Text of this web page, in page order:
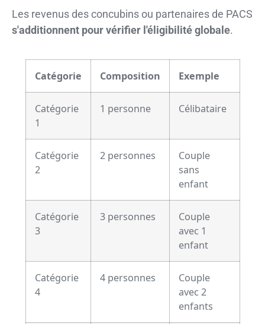
Les revenus des concubins ou partenaires de PACS
s'additionnent pour vérifier l'éligibilité globale.
Catégorie Composition Exemple
Catégorie
1
1 personne Célibataire
Catégorie
2
2 personnes
Couple
sans
enfant
Catégorie
3
3 personnes
Couple
avec 1
enfant
Catégorie
4
4 personnes
Couple
avec 2
enfants